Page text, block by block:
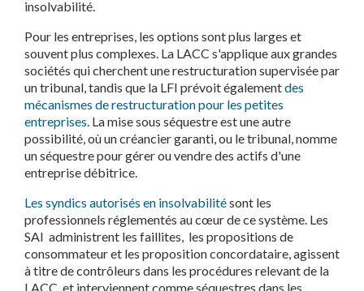
insolvabilité.
Pour les entreprises, les options sont plus larges et
souvent plus complexes. La LACC s'applique aux grandes
sociétés qui cherchent une restructuration supervisée par
un tribunal, tandis que la LFI prévoit égalementdes
mécanismes de restructuration pour les petites
entreprises. La mise sous séquestre est une autre
possibilité, où un créancier garanti, ou le tribunal, nomme
un séquestre pour gérer ou vendre des actifs d'une
entreprise débitrice.
Les syndics autorisés en insolvabilitésont les
professionnels réglementés au cœur de ce système. Les
SAI administrent les faillites, les propositions de
consommateur et les proposition concordataire, agissent
à titre de contrôleurs dans les procédures relevant de la
LACC, et interviennent comme séquestres dans les